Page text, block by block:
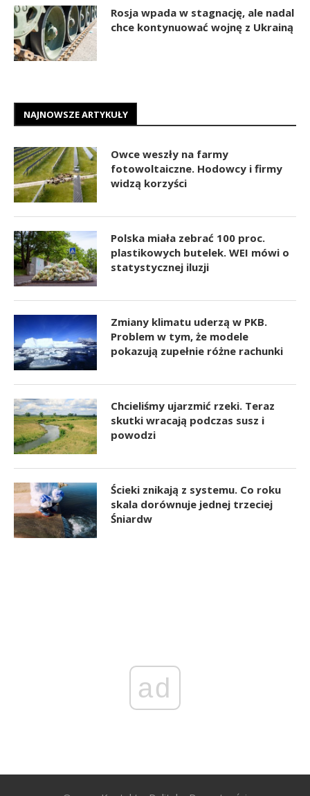
Rosja wpada w stagnację, ale nadal
chce kontynuować wojnę z Ukrainą
NAJNOWSZE ARTYKUŁY
Owce weszły na farmy
fotowoltaiczne. Hodowcy i firmy
widzą korzyści
Polska miała zebrać 100 proc.
plastikowych butelek. WEI mówi o
statystycznej iluzji
Zmiany klimatu uderzą w PKB.
Problem w tym, że modele
pokazują zupełnie różne rachunki
Chcieliśmy ujarzmić rzeki. Teraz
skutki wracają podczas susz i
powodzi
Ścieki znikają z systemu. Co roku
skala dorównuje jednej trzeciej
Śniardw
ad